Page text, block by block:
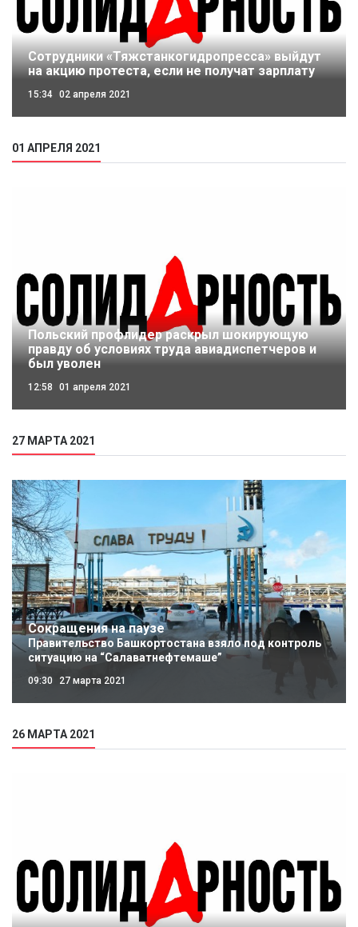
Сотрудники «Тяжстанкогидропресса» выйдут
на акцию протеста, если не получат зарплату
15:34 02 апреля 2021
01 АПРЕЛЯ 2021
Польский профлидер раскрыл шокирующую
правду об условиях труда авиадиспетчеров и
был уволен
12:58 01 апреля 2021
27 МАРТА 2021
Сокращения на паузе
Правительство Башкортостана взяло под контроль
ситуацию на “Салаватнефтемаше”
09:30 27 марта 2021
26 МАРТА 2021